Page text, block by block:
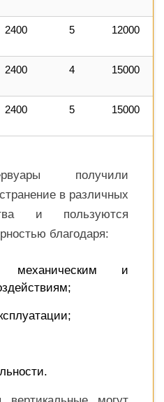
2400 5 12000
2400 4 15000
2400 5 15000
получили
в различных
и пользуются
благодаря:
механическим и